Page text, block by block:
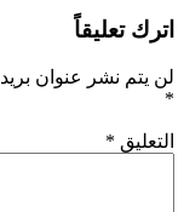
اترك تعليقاً
لن يتم نشر عنوان
*
التعليق *